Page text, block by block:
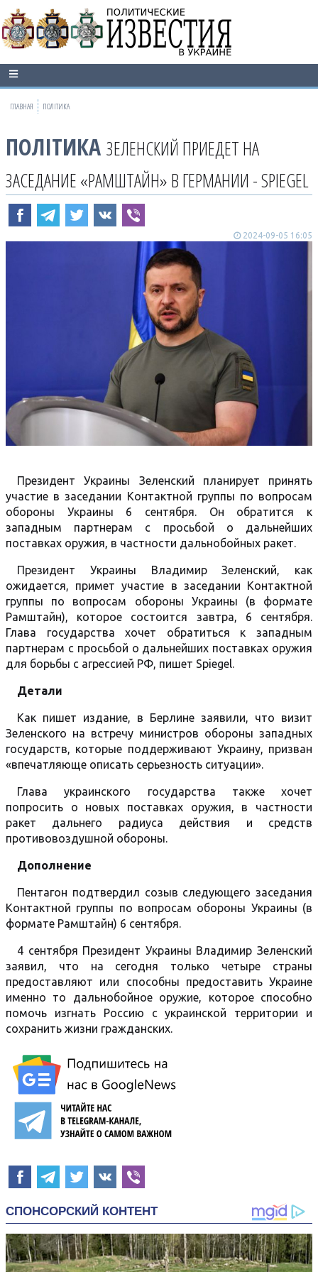
ГЛАВНАЯ ПОЛІТИКА
ПОЛІТИКА ЗЕЛЕНСКИЙ ПРИЕДЕТ НА
ЗАСЕДАНИЕ «РАМШТАЙН» В ГЕРМАНИИ - SPIEGEL
2024-09-05 16:05
Президент Украины Зеленский планирует принять
участие в заседании Контактной группы по вопросам
обороны Украины 6 сентября. Он обратится к
западным партнерам с просьбой о дальнейших
поставках оружия, в частности дальнобойных ракет.
Президент Украины Владимир Зеленский, как
ожидается, примет участие в заседании Контактной
группы по вопросам обороны Украины (в формате
Рамштайн), которое состоится завтра, 6 сентября.
Глава государства хочет обратиться к западным
партнерам с просьбой о дальнейших поставках оружия
для борьбы с агрессией РФ, пишет Spiegel.
Детали
Как пишет издание, в Берлине заявили, что визит
Зеленского на встречу министров обороны западных
государств, которые поддерживают Украину, призван
«впечатляюще описать серьезность ситуации».
Глава украинского государства также хочет
попросить о новых поставках оружия, в частности
ракет дальнего радиуса действия и средств
противовоздушной обороны.
Дополнение
Пентагон подтвердил созыв следующего заседания
Контактной группы по вопросам обороны Украины (в
формате Рамштайн) 6 сентября.
4 сентября Президент Украины Владимир Зеленский
заявил, что на сегодня только четыре страны
предоставляют или способны предоставить Украине
именно то дальнобойное оружие, которое способно
помочь изгнать Россию с украинской территории и
сохранить жизни гражданских.